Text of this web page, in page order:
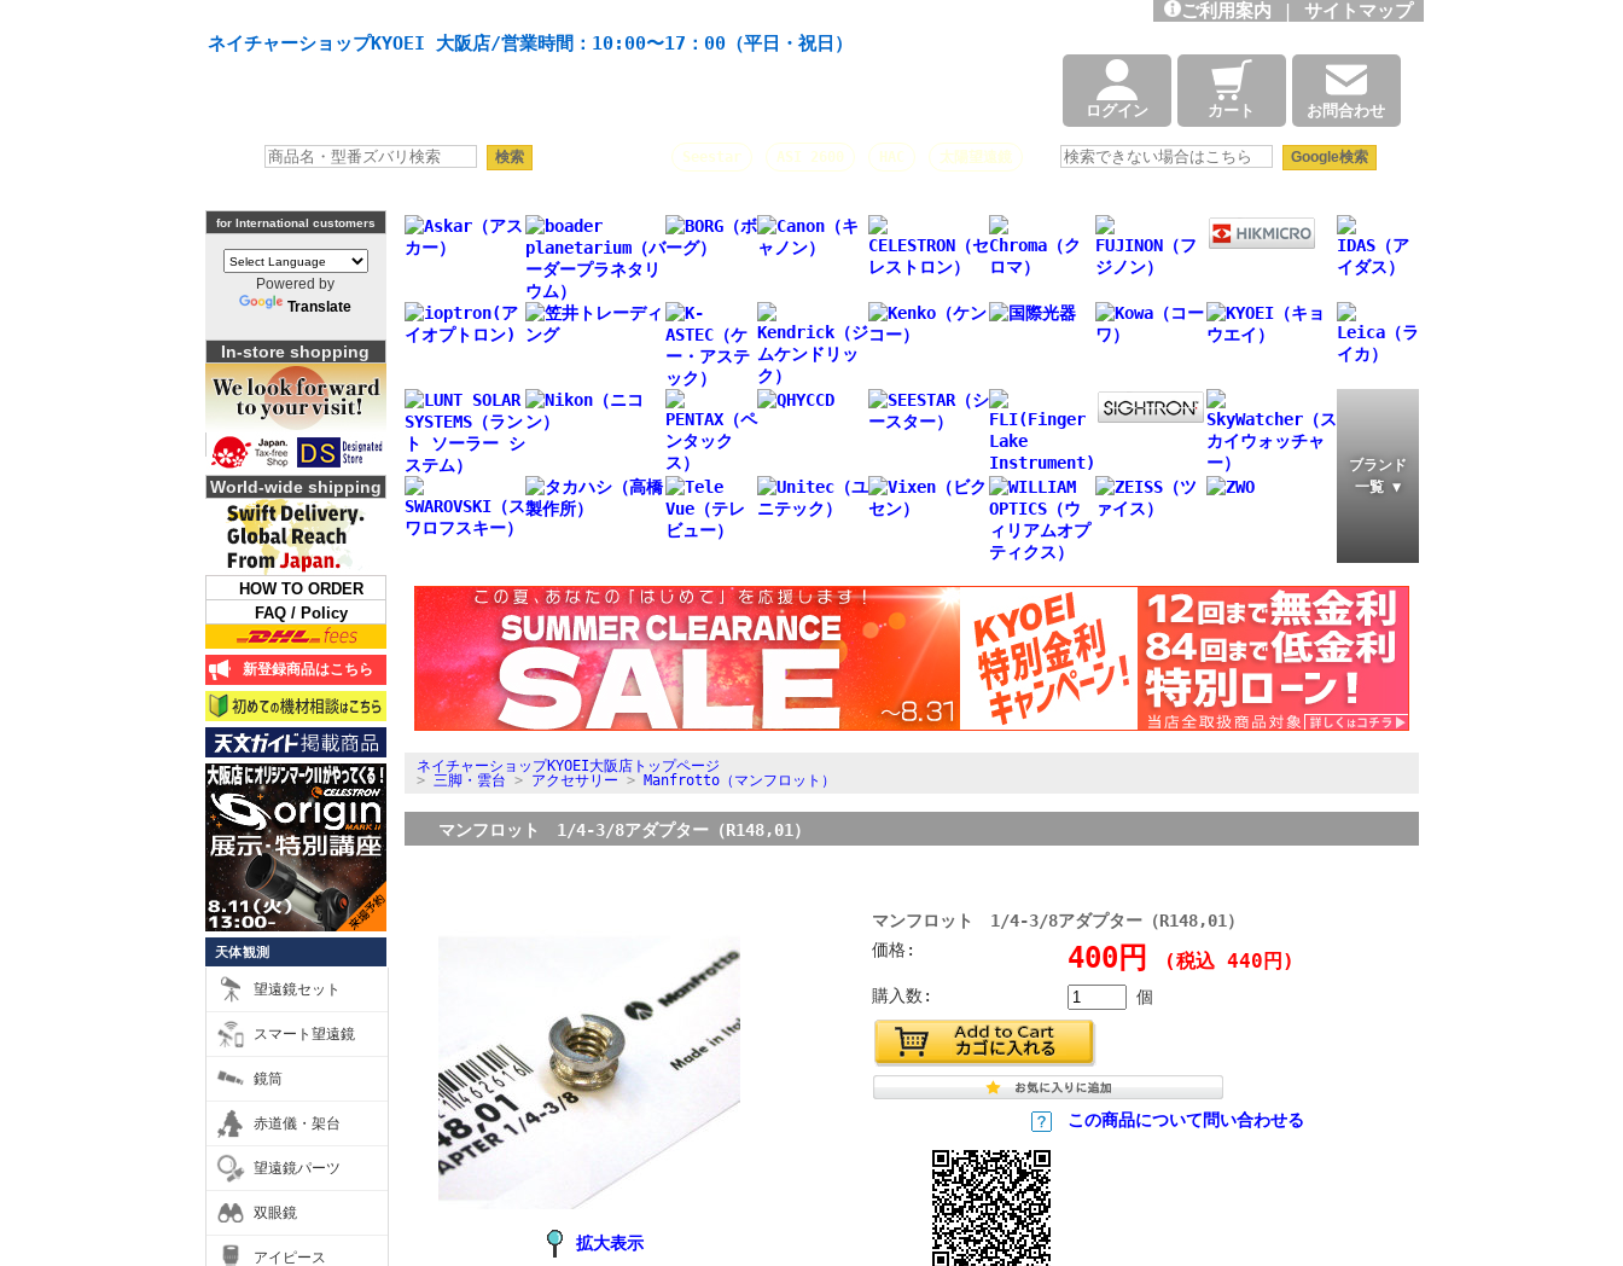
ネイチャーショップKYOEI 大阪店/営業時間：10:00〜17：00（平日・祝日）
ご利用案内 | サイトマップ
ログイン カート お問合わせ
Seestar ASI 2600 HAC 太陽望遠鏡
for International customers
Powered by
Translate
In-store shopping
World-wide shipping
HOW TO ORDER
FAQ / Policy
新登録商品はこちら
天体観測
望遠鏡セット
スマート望遠鏡
鏡筒
赤道儀・架台
望遠鏡パーツ
双眼鏡
アイピース
ブランド
一覧 ▼
ネイチャーショップKYOEI大阪店トップページ
> 三脚・雲台 > アクセサリー > Manfrotto（マンフロット）
マンフロット 1/4-3/8アダプター（R148,01）
拡大表示
マンフロット 1/4-3/8アダプター（R148,01）
価格:
400円 (税込 440円)
購入数: 個
この商品について問い合わせる